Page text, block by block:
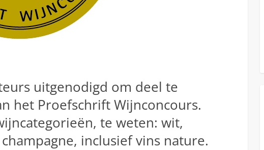
uitgenodigd om deel te
het Proefschrift Wijnconcours.
te weten: wit,
inclusief vins nature.